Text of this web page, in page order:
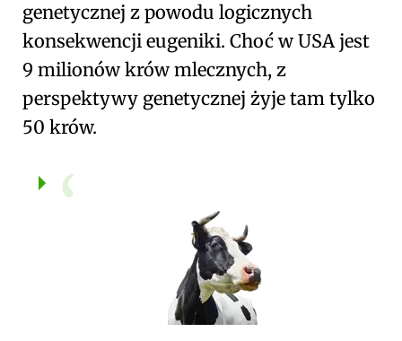
genetycznej z powodu logicznych
konsekwencji eugeniki. Choć w USA jest
9 milionów krów mlecznych, z
perspektywy genetycznej żyje tam tylko
50 krów.